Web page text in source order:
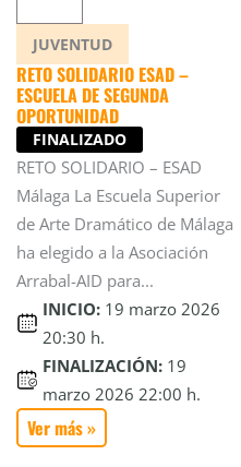
JUVENTUD
RETO SOLIDARIO ESAD –
ESCUELA DE SEGUNDA
OPORTUNIDAD
FINALIZADO
RETO SOLIDARIO – ESAD
Málaga La Escuela Superior
de Arte Dramático de Málaga
ha elegido a la Asociación
Arrabal-AID para...
INICIO: 19 marzo 2026
20:30 h.
FINALIZACIÓN: 19
marzo 2026 22:00 h.
Ver más »